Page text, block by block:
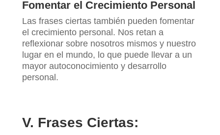
Fomentar el Crecimiento Personal
Las frases ciertas también pueden fomentar
el crecimiento personal. Nos retan a
reflexionar sobre nosotros mismos y nuestro
lugar en el mundo, lo que puede llevar a un
mayor autoconocimiento y desarrollo
personal.
V. Frases Ciertas: